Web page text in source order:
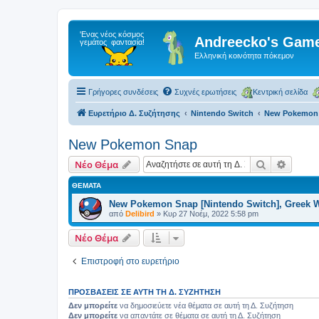
Andreecko's
Ελληνική κοινότητα πόκεμον
Γρήγορες συνδέσεις Συχνές ερωτήσεις Κεντρική σελίδα
Ευρετήριο Δ. Συζήτησης Nintendo Switch New
New Pokemon Snap
Νέο Θέμα Αναζήτηση
ΘΈΜΑΤΑ
New Pokemon Snap [Nintendo Switch], Greek
από Delibird » Κυρ 27 Νοέμ, 2022 5:58 pm
Νέο Θέμα
Επιστροφή στο ευρετήριο
ΠΡΟΣΒΆΣΕΙΣ ΣΕ ΑΥΤΉ ΤΗ Δ. ΣΥΖΉΤΗΣΗ
Δεν μπορείτε να δημοσιεύετε νέα θέματα σε αυτή τη Δ. Συζήτηση
Δεν μπορείτε να απαντάτε σε θέματα σε αυτή τη Δ. Συζήτηση